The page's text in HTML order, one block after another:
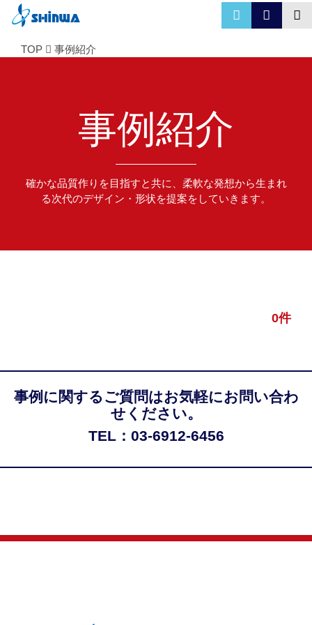
TOP 事例紹介
事例紹介
確かな品質作りを目指すと共に、柔軟な発想から生まれ
る次代のデザイン・形状を提案をしていきます。
0件
事例に関するご質問はお気軽にお問い合わ
せください。
TEL：03-6912-6456